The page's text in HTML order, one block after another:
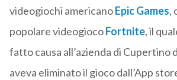
videogiochi americanoEpic Games,
popolare videogiocoFortnite, il
fatto causa all’azienda di Cupertino
aveva eliminato il gioco dall’App